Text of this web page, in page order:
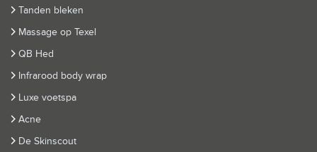
Tanden bleken
Massage op Texel
QB Hed
Infrarood body wrap
Luxe voetspa
Acne
De Skinscout